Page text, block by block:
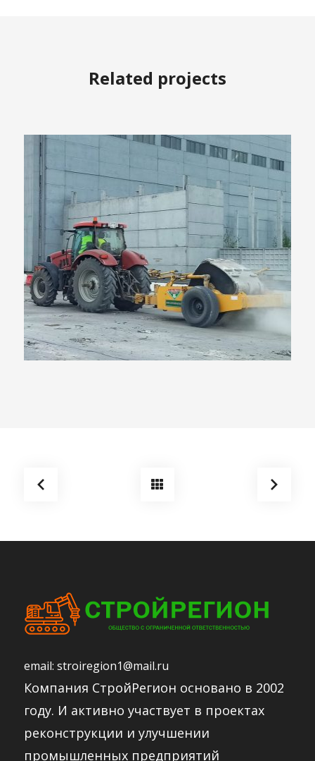
Related projects
email: stroiregion1@mail.ru
Компания СтройРегион основано в 2002
году. И активно участвует в проектах
реконструкции и улучшении
промышленных предприятий